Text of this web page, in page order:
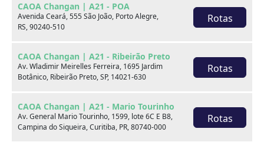
CAOA Changan | A21 - POA
Avenida Ceará, 555 São João, Porto Alegre,
RS, 90240-510
Rotas
CAOA Changan | A21 - Ribeirão Preto
Av. Wladimir Meirelles Ferreira, 1695 Jardim
Botânico, Ribeirão Preto, SP, 14021-630
Rotas
CAOA Changan | A21 - Mario Tourinho
Av. General Mario Tourinho, 1599, lote 6C E B8,
Campina do Siqueira, Curitiba, PR, 80740-000
Rotas
CAOA Chery TIGGO 5X PRO